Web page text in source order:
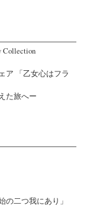
Collection
ア 「乙女心はフラ
た旅へー
の二つ我にあり」